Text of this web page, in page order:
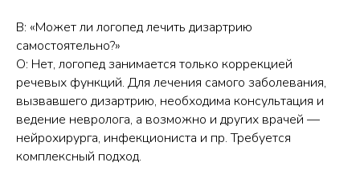
В: «Может ли логопед лечить дизартрию
самостоятельно?»
О: Нет, логопед занимается только коррекцией
речевых функций. Для лечения самого заболевания,
вызвавшего дизартрию, необходима консультация и
ведение невролога, а возможно и других врачей —
нейрохирурга, инфекциониста и пр. Требуется
комплексный подход.